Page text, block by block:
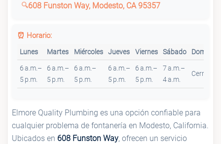
608 Funston Way, Modesto, CA 95357
⏰ Horario:
Lunes Martes Miércoles Jueves Viernes Sábado Domingo
6 a.m.–
5 p.m.
6 a.m.–
5 p.m.
6 a.m.–
5 p.m.
6 a.m.–
5 p.m.
6 a.m.–
5 p.m.
7 a.m.–
4 a.m.
Cerrado
Elmore Quality Plumbing es una opción confiable para
cualquier problema de fontanería en Modesto, California.
Ubicados en 608 Funston Way, ofrecen un servicio